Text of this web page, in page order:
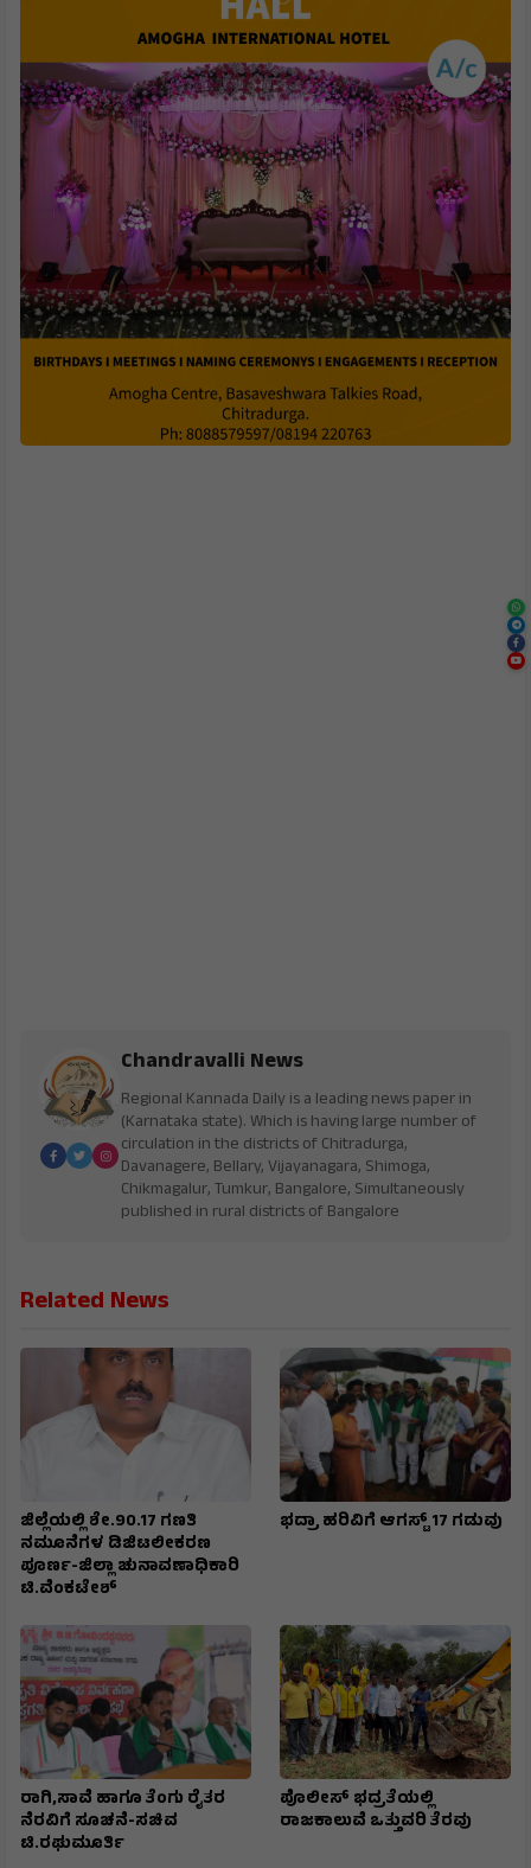
Chandravalli News
Regional Kannada Daily is a leading news paper in
(Karnataka state). Which is having large number of
circulation in the districts of Chitradurga,
Davanagere, Bellary, Vijayanagara, Shimoga,
Chikmagalur, Tumkur, Bangalore, Simultaneously
published in rural districts of Bangalore
Related News
ಜಿಲ್ಲೆಯಲ್ಲಿ ಶೇ.90.17 ಗಣತಿ
ನಮೂನೆಗಳ ಡಿಜಿಟಲೀಕರಣ
ಪೂರ್ಣ-ಜಿಲ್ಲಾ ಚುನಾವಣಾಧಿಕಾರಿ
ಟಿ.ವೆಂಕಟೇಶ್
ಭದ್ರಾ ಹರಿವಿಗೆ ಆಗಸ್ಟ್ 17 ಗಡುವು
ರಾಗಿ,ಸಾವೆ ಹಾಗೂ ತೆಂಗು ರೈತರ
ನೆರವಿಗೆ ಸೂಚನೆ-ಸಚಿವ
ಟಿ.ರಘುಮೂರ್ತಿ
ಪೊಲೀಸ್ ಭದ್ರತೆಯಲ್ಲಿ
ರಾಜಕಾಲುವೆ ಒತ್ತುವರಿ ತೆರವು